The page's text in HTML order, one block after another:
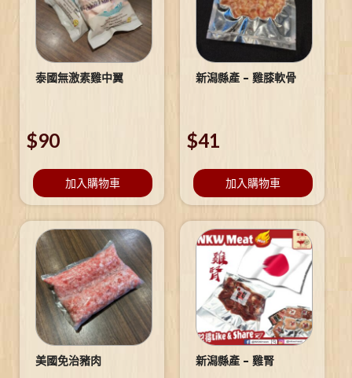
泰國無激素雞中翼
$90
加入購物車
新潟縣產 – 雞膝軟骨
$41
加入購物車
美國免治豬肉 新潟縣產 – 雞腎